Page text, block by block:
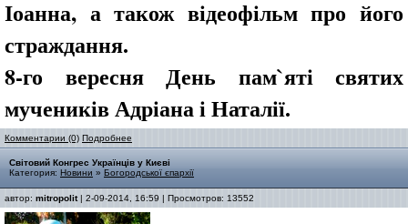
Іоанна, а також відеофільм про його
страждання.
8-го вересня День пам`яті святих
мучеників Адріана і Наталії.
Комментарии (0) Подробнее
Світовий Конгрес Українців у Києві
Категория: Новини » Богородської єпархії
автор: mitropolit| 2-09-2014, 16:59 | Просмотров: 13552